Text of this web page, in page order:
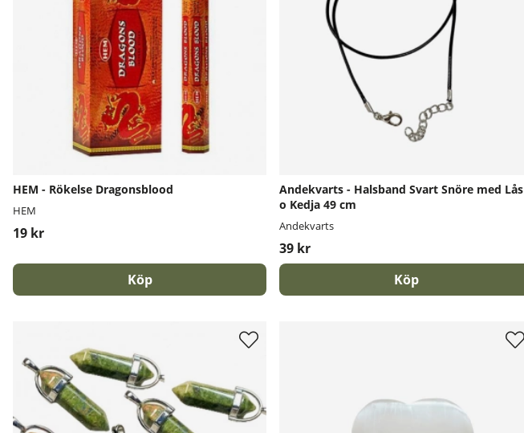
HEM - Rökelse Dragonsblood
HEM
19 kr
Köp
Andekvarts - Halsband Svart Snöre med Lås
o Kedja 49 cm
Andekvarts
39 kr
Köp